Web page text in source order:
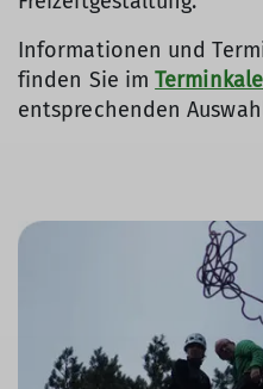
Informationen und
finden Sie im
entsprechenden